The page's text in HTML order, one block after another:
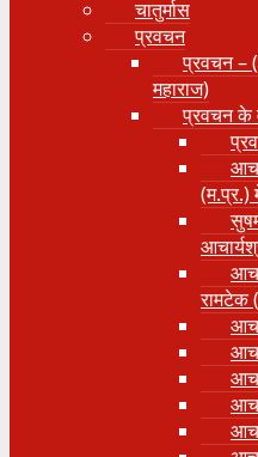
चातुर्मास
प्रवचन
प्रवचन –
महाराज)
प्रवचन के
(म.प्र.)
रामटेक